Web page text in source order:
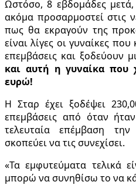
Ωστόσο, 8 εβδομάδες
ακόμα προσαρμοστεί στις
πως θα εκραγούν της
είναι λίγες οι γυναίκες
επεμβάσεις και ξοδεύουν
και αυτή η γυναίκα που
ευρώ!
Η Σταρ έχει ξοδέψει
επεμβάσεις από όταν
τελευταία επέμβαση
σκοπεύει να τις συνεχίσει.
«Τα εμφυτεύματα τελικά
μπορώ να συνηθίσω το να